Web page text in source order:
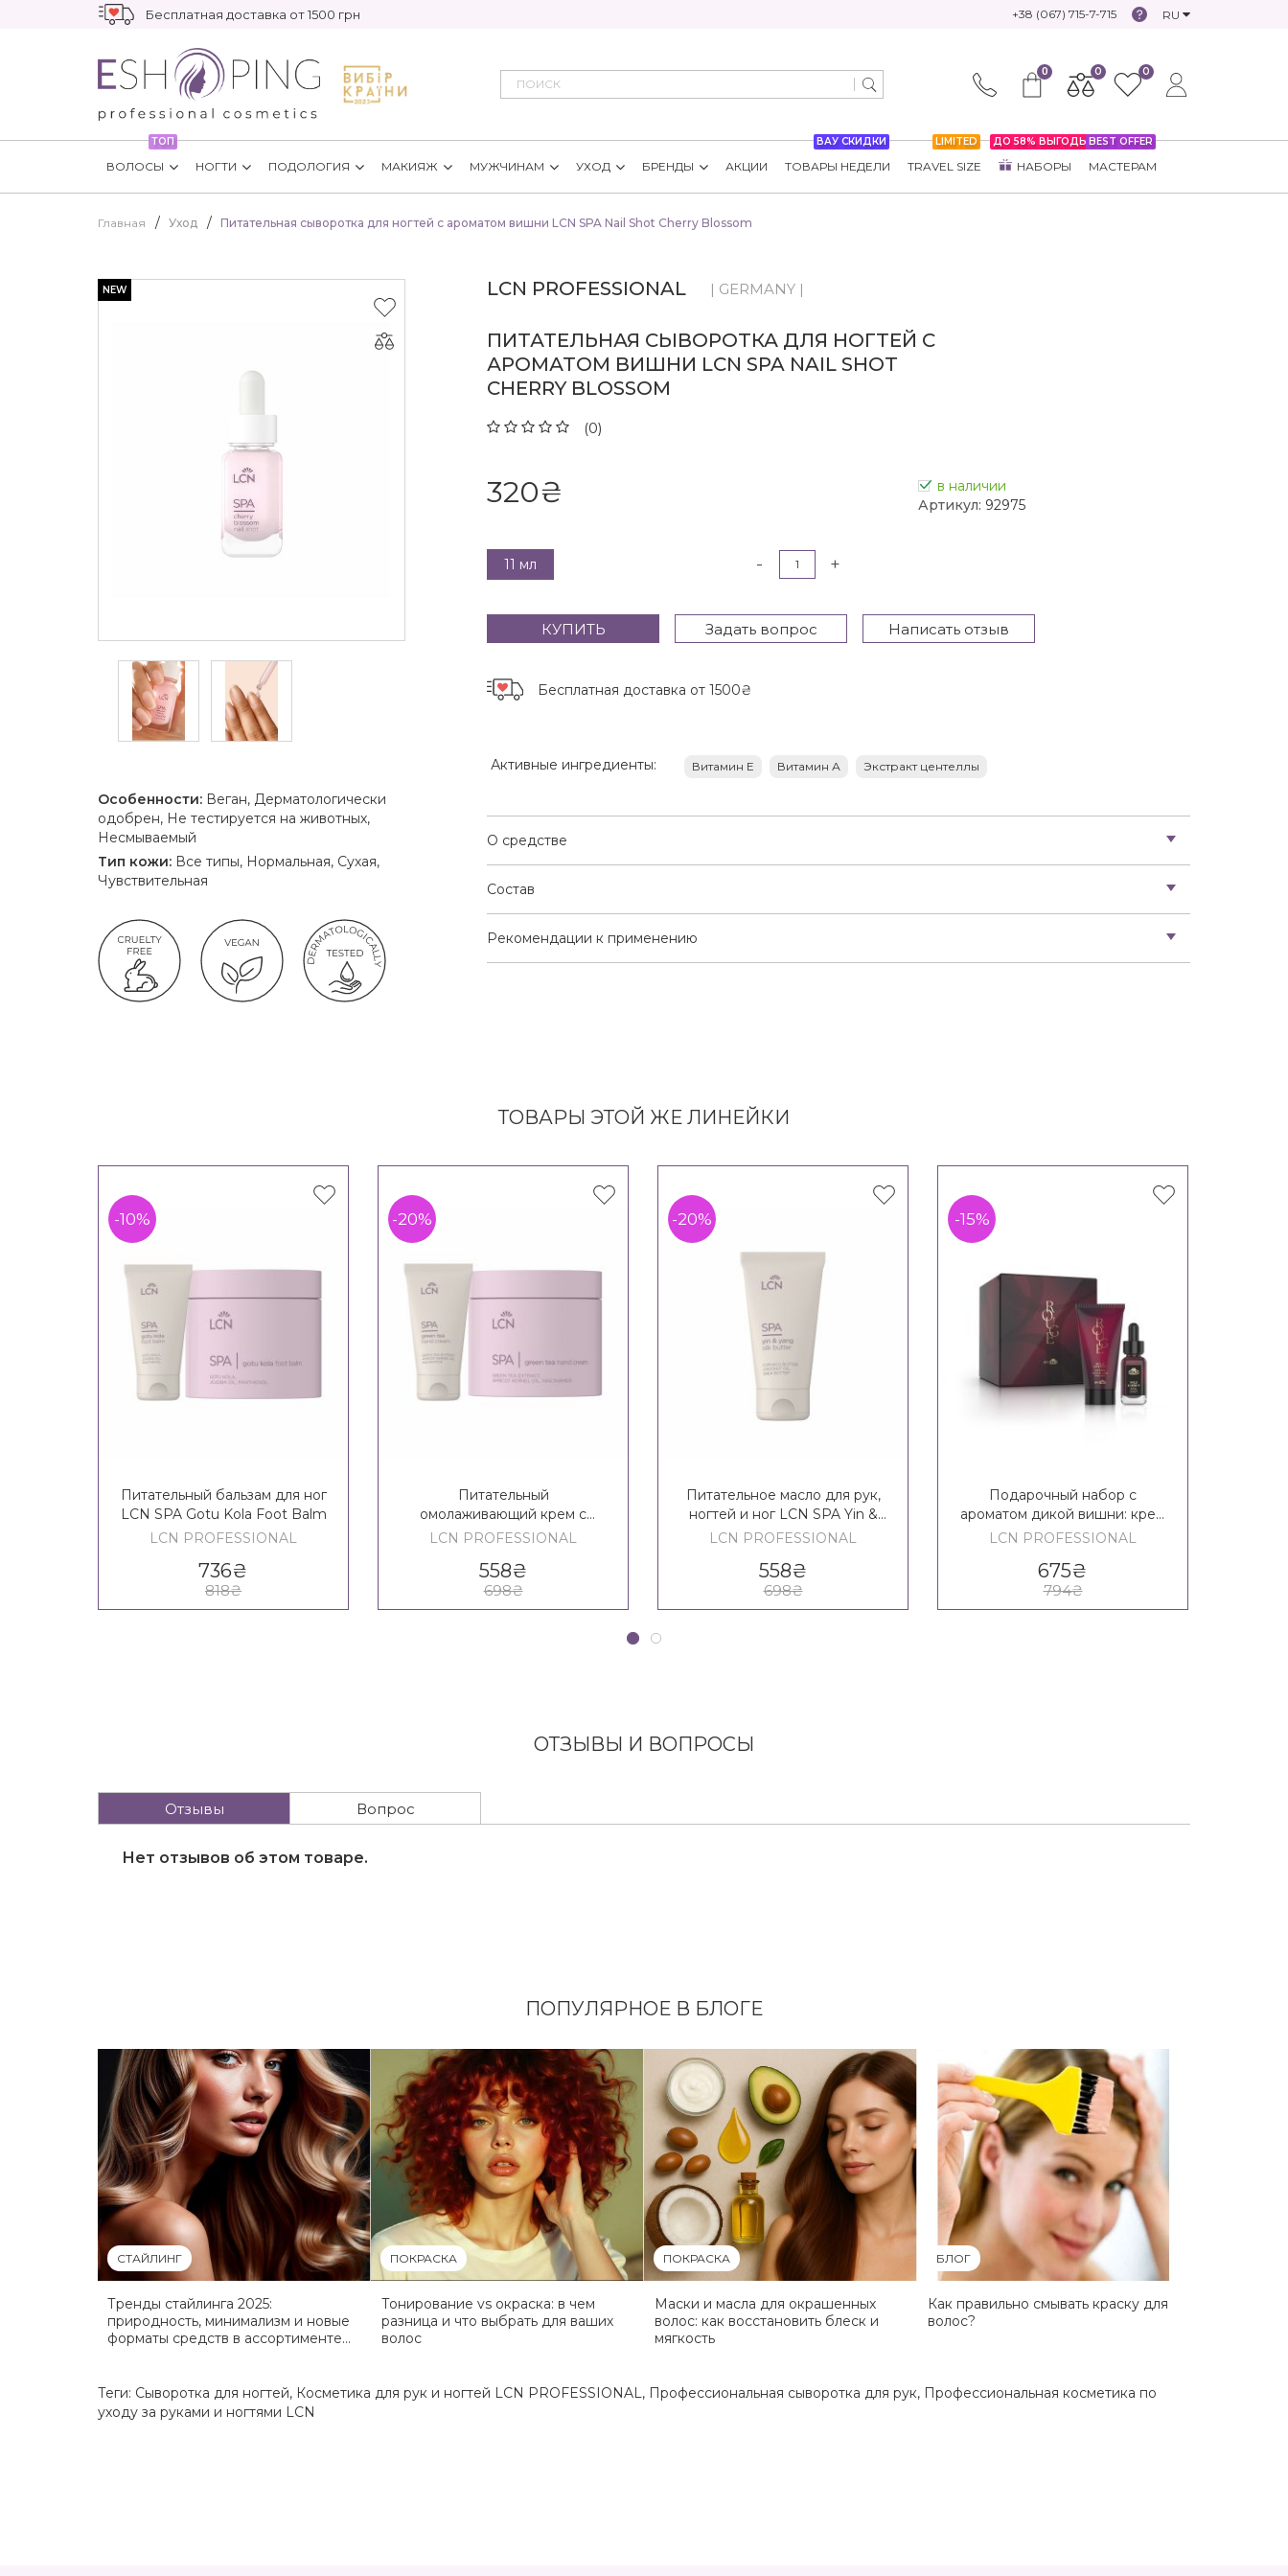
Бесплатная доставка от 1500 грн +38 (067) 715-7-715 RU
0 0 0
ТОП
ВОЛОСЫ НОГТИ ПОДОЛОГИЯ МАКИЯЖ МУЖЧИНАМ УХОД БРЕНДЫ АКЦИИ
ВАУ СКИДКИ
ТОВАРЫ НЕДЕЛИ
LIMITED
TRAVEL SIZE
ДО 58% ВЫГОДЫ
НАБОРЫ
BEST OFFER
МАСТЕРАМ
Главная Уход Питательная сыворотка для ногтей с ароматом вишни LCN SPA Nail Shot Cherry Blossom
NEW
Особенности: Веган, Дерматологически
одобрен, Не тестируется на животных,
Несмываемый
Тип кожи: Все типы, Нормальная, Сухая,
Чувствительная
LCN PROFESSIONAL | GERMANY |
ПИТАТЕЛЬНАЯ СЫВОРОТКА ДЛЯ НОГТЕЙ С
АРОМАТОМ ВИШНИ LCN SPA NAIL SHOT
CHERRY BLOSSOM
(0)
320₴
в наличии
Артикул: 92975
11 мл - +
КУПИТЬ Задать вопрос Написать отзыв
Бесплатная доставка от 1500₴
Активные ингредиенты: Витамин Е Витамин А Экстракт центеллы
О средстве
Состав
Рекомендации к применению
ТОВАРЫ ЭТОЙ ЖЕ ЛИНЕЙКИ
-10%
Питательный бальзам для ног
LCN SPA Gotu Kola Foot Balm
LCN PROFESSIONAL
736₴
818₴
-20%
Питательный
омолаживающий крем с
зеленым чаем LCN SPA Green
LCN PROFESSIONAL
558₴
698₴
-20%
Питательное масло для рук,
ногтей и ног LCN SPA Yin &
Yang Silk Butter
LCN PROFESSIONAL
558₴
698₴
-15%
Подарочный набор с
ароматом дикой вишни: крем
для рук, шот для ногтей LCN
LCN PROFESSIONAL
675₴
794₴
ОТЗЫВЫ И ВОПРОСЫ
Отзывы Вопрос
Нет отзывов об этом товаре.
ПОПУЛЯРНОЕ В БЛОГЕ
СТАЙЛИНГ
Тренды стайлинга 2025:
природность, минимализм и новые
форматы средств в ассортименте
ПОКРАСКА
Тонирование vs окраска: в чем
разница и что выбрать для ваших
волос
ПОКРАСКА
Маски и масла для окрашенных
волос: как восстановить блеск и
мягкость
БЛОГ
Как правильно смывать краску для
волос?
Теги: Сыворотка для ногтей, Косметика для рук и ногтей LCN PROFESSIONAL , Профессиональная сыворотка для рук, Профессиональная косметика по
уходу за руками и ногтями LCN